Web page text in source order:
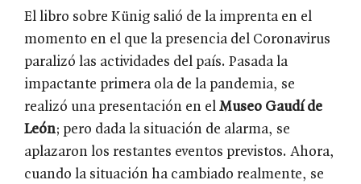
El libro sobre Künig salió de la imprenta en el
momento en el que la presencia del Coronavirus
paralizó las actividades del país. Pasada la
impactante primera ola de la pandemia, se
realizó una presentación en el Museo Gaudí de
León; pero dada la situación de alarma, se
aplazaron los restantes eventos previstos. Ahora,
cuando la situación ha cambiado realmente, se